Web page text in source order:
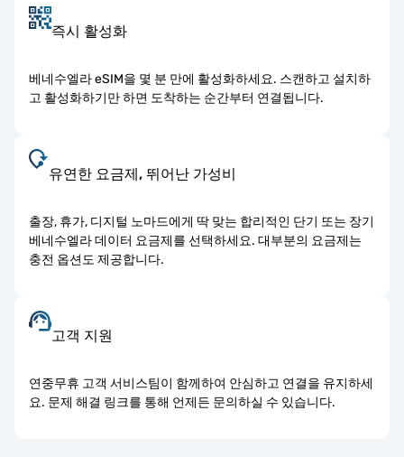
즉시 활성화
베네수엘라 eSIM을 몇 분 만에 활성화하세요. 스캔하고 설치하
고 활성화하기만 하면 도착하는 순간부터 연결됩니다.
유연한 요금제, 뛰어난 가성비
출장, 휴가, 디지털 노마드에게 딱 맞는 합리적인 단기 또는 장기
베네수엘라 데이터 요금제를 선택하세요. 대부분의 요금제는
충전 옵션도 제공합니다.
고객 지원
연중무휴 고객 서비스팀이 함께하여 안심하고 연결을 유지하세
요. 문제 해결 링크를 통해 언제든 문의하실 수 있습니다.